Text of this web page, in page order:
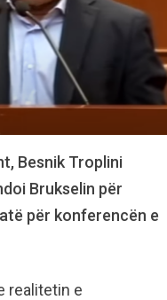
Besnik Troplini
Brukselin për
për konferencën e
realitetin e